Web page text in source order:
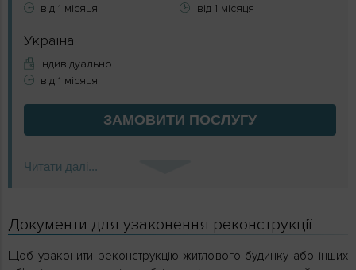
від 1 місяця
від 1 місяця
Україна
індивідуально.
від 1 місяця
ЗАМОВИТИ ПОСЛУГУ
Читати далі...
Документи для узаконення реконструкції
Щоб узаконити реконструкцію житлового будинку або інших